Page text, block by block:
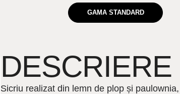
GAMA STANDARD
Sicriu realizat din lemn de plop și